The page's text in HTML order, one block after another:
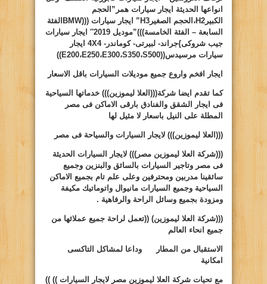
انواعها الحديثة ايجار سيارات همر”الحجم
الكبير H2،الحجم الصغير H3 ” ايجار سيارات (((BMW الفئة
السابعة – الفئة الخامسة)))”موديل 2019″ ايجار سيارات
جيب شروكى}جراند- لبيرتى- كوماندر-4X4 ايجار
سيارات مرسيدس((
E200،E250،E300،S350،S500
))
ايجار افخم واروع جميع موديلات السيارات باقل الاسعار
كما تقدم ايضا شركة(((العلا ليموزين))) خدماتها السياحية
فى ايجار الشقق والفنادق بارقى الاماكن فى مصر
المطلة على النيل باسعار لا مثيل لها
(((العلا ليموزين))) لايجار السيارات والسياحة فى مصر
(((شركة العلا ليموزين مصر))) لايجار السيارات الحديثة
فى مصر وتاجير السيارات بالسائق والبنزين وجميع
سائقينا مدربين ومحترفين وعلى علم تام بجميع الاماكن
السياحية وجميع السيارات مانيوال واتوماتيك مكيفة
ومزودة بجميع وسائل الراحة والرفاهية .
(((شركة العلا ليموزين) ((تعمل لراحة جميع عملائها من
جميع انحاء العالم
الاستقبال من المطار وداعا لمشاكل التاكسى
امكانية
مع تحيات شركة العلا ليموزين مصر لايجار السيارات )) ))